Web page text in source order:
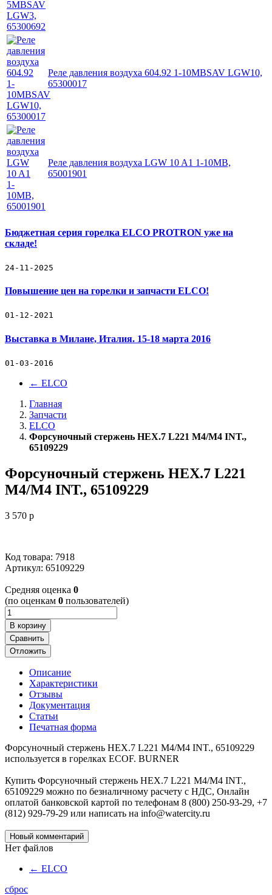
Реле давления воздуха 604.92 1-10MBSAV LGW10,
65300017
Реле давления воздуха LGW 10 A1 1-10MB,
65001901
Бюджетная серия горелка ELCO PROTRON уже на
складе!
24-11-2025
Повышение цен на горелки и запчасти ELCO!
01-12-2021
Выставка в Милане, Италия. 15-18 марта 2016
01-03-2016
← ELCO
Главная
Запчасти
ELCO
Форсуночный стержень HEX.7 L221 M4/M4 INT.,
65109229
Форсуночный стержень HEX.7 L221
M4/M4 INT., 65109229
3 570 p
Код товара: 7918
Артикул: 65109229
Cредняя оценка 0
(по оценкам 0 пользователей)
В корзину
Сравнить
Отложить
Описание
Характеристики
Отзывы
Документация
Статьи
Печатная форма
Форсуночный стержень HEX.7 L221 M4/M4 INT., 65109229
используется в горелках ECOF. BURNER
Купить Форсуночный стержень HEX.7 L221 M4/M4 INT.,
65109229 можно по безналичному расчету с НДС, Онлайн
оплатой банковской картой по телефонам 8 (800) 250-93-29, +7
(812) 929-79-29 или написать на info@watercity.ru
Новый комментарий
Нет файлов
← ELCO
сброс